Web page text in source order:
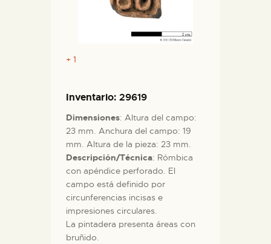
+ 1
Inventario: 29619
Dimensiones: Altura del campo:
23 mm. Anchura del campo: 19
mm. Altura de la pieza: 23 mm.
Descripción/Técnica: Rómbica
con apéndice perforado. El
campo está definido por
circunferencias incisas e
impresiones circulares.
La pintadera presenta áreas con
bruñido.